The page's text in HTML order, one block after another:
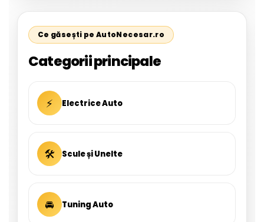
Ce găsești pe AutoNecesar.ro
Categorii principale
⚡ Electrice Auto
🛠 Scule și Unelte
🚘 Tuning Auto